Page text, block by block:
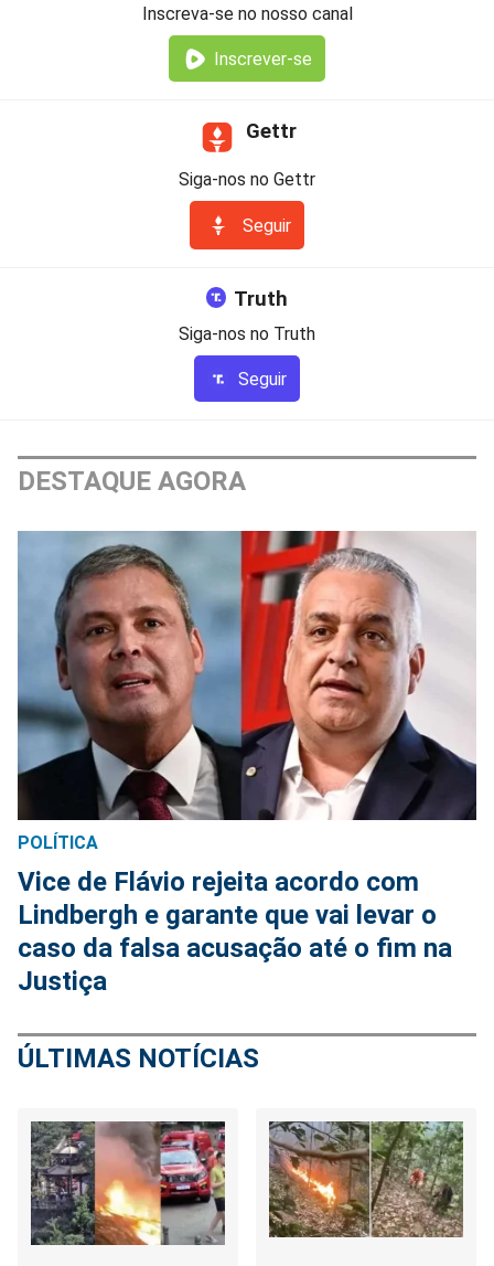
Inscreva-se no nosso canal
Inscrever-se
Gettr
Siga-nos no Gettr
Seguir
Truth
Siga-nos no Truth
Seguir
DESTAQUE AGORA
POLÍTICA
Vice de Flávio rejeita acordo com
Lindbergh e garante que vai levar o
caso da falsa acusação até o fim na
Justiça
ÚLTIMAS NOTÍCIAS